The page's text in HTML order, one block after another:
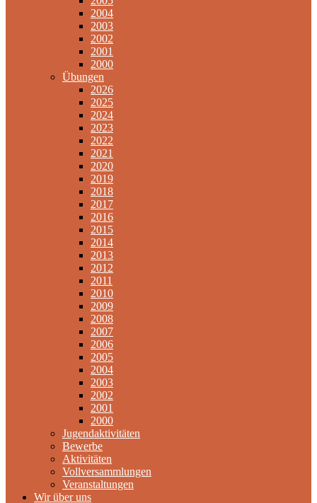
2004
2003
2002
2001
2000
Übungen
2026
2025
2024
2023
2022
2021
2020
2019
2018
2017
2016
2015
2014
2013
2012
2011
2010
2009
2008
2007
2006
2005
2004
2003
2002
2001
2000
Jugendaktivitäten
Bewerbe
Aktivitäten
Vollversammlungen
Veranstaltungen
Wir über uns